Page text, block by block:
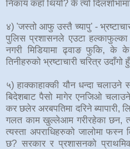
निकाय कहाँ थियो? के त्यो
४) 'जस्तो आफु उस्तै च्यापु' -
पुलिस प्रशासनले एउटा हल्काफुल्का
नगरी मिडियामा ढ्वाङ फुकि, के के
तिनीहरुको भ्रष्टाचारी चरित्र उदाँगो
५) हाक्काहाक्की यौन धन्दा चलाउने
बिदेशबाट पैसो मागेर एनजिओ
कर छलेर अरबपतिमा दरिने ब्यापारी,
गलत काम खुल्लेआम गरीरहेका छन,
त्यस्ता अपराधिहरुको जालोमा फस्न
छ? सरकार र प्रशासनको